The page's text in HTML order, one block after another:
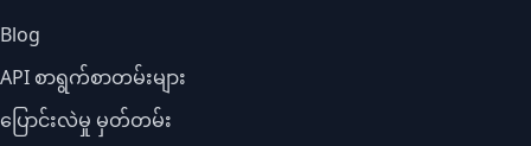
Blog
API စာရွက်စာတမ်းများ
ပြောင်းလဲမှု မှတ်တမ်း